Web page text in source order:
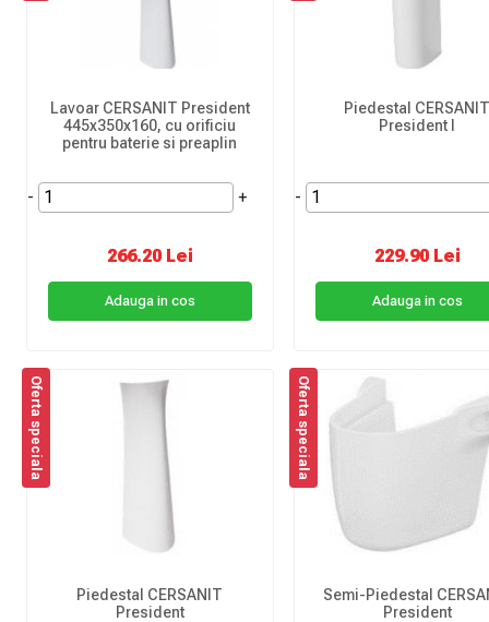
Lavoar CERSANIT President
445x350x160, cu orificiu
pentru baterie si preaplin
- +
266.20 Lei
Adauga in cos
Piedestal
President I
-
229.90 Lei
Adauga in cos
Oferta speciala
Piedestal CERSANIT
President
Oferta speciala
Semi-Piedestal
President